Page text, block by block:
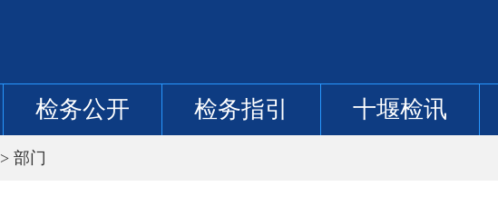
检务公开 检务指引 十堰检讯
> 部门